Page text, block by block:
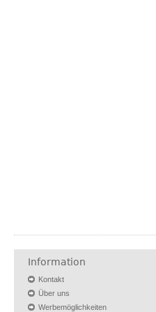
Information
Kontakt
Über uns
Werbemöglichkeiten